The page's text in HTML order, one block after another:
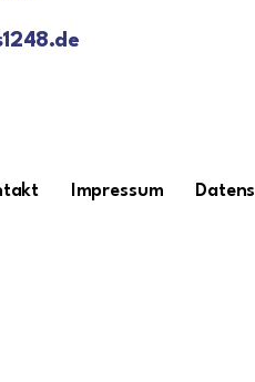
Impressum